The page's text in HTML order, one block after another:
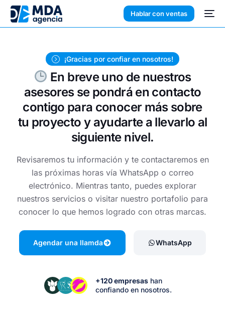
Hablar con ventas
¡Gracias por confiar en nosotros!
En breve uno de nuestros
asesores se pondrá en contacto
contigo para conocer más sobre
tu proyecto y ayudarte a llevarlo al
siguiente nivel.
Revisaremos tu información y te contactaremos en
las próximas horas vía WhatsApp o correo
electrónico. Mientras tanto, puedes explorar
nuestros servicios o visitar nuestro portafolio para
conocer lo que hemos logrado con otras marcas.
Agendar una llamda WhatsApp
+120 empresas han
confiando en nosotros.